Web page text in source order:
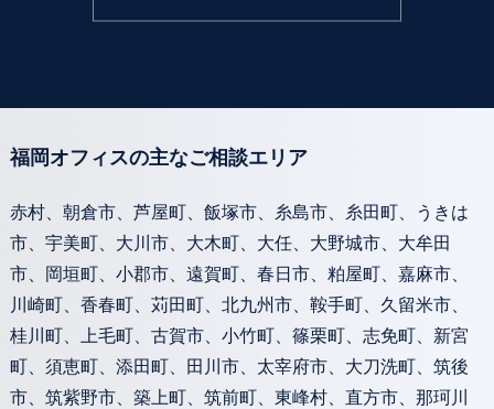
福岡オフィスの主なご相談エリア
赤村、朝倉市、芦屋町、飯塚市、糸島市、糸田町、うきは
市、宇美町、大川市、大木町、大任、大野城市、大牟田
市、岡垣町、小郡市、遠賀町、春日市、粕屋町、嘉麻市、
川崎町、香春町、苅田町、北九州市、鞍手町、久留米市、
桂川町、上毛町、古賀市、小竹町、篠栗町、志免町、新宮
町、須恵町、添田町、田川市、太宰府市、大刀洗町、筑後
市、筑紫野市、築上町、筑前町、東峰村、直方市、那珂川